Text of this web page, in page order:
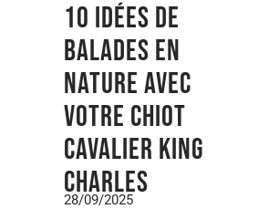
10 idées de
balades en
nature avec
votre chiot
Cavalier King
Charles
28/09/2025